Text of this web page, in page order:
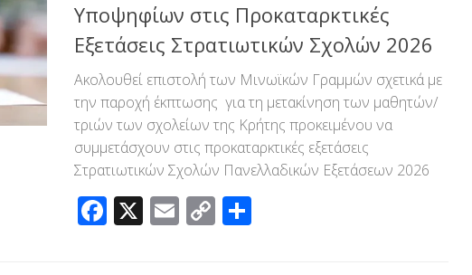
Υποψηφίων στις Προκαταρκτικές
Εξετάσεις Στρατιωτικών Σχολών 2026
Ακολουθεί επιστολή των Μινωϊκών Γραμμών σχετικά με
την παροχή έκπτωσης για τη μετακίνηση των μαθητών/
τριών των σχολείων της Κρήτης προκειμένου να
συμμετάσχουν στις προκαταρκτικές εξετάσεις
Στρατιωτικών Σχολών Πανελλαδικών Εξετάσεων 2026
Facebook
X Email
Copy